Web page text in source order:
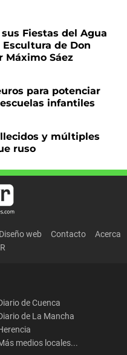
Fiestas del Agua
de Don
Máximo Sáez
para potenciar
infantiles
y múltiples
ruso
web Contacto
Acerca
de Cuenca
de La Mancha
medios locales...